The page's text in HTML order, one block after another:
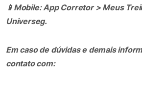
📱 Mobile: App Corretor > Meus
Universeg.
Em caso de dúvidas e demais
contato com: